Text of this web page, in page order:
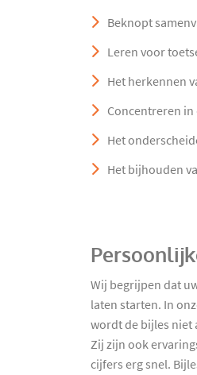
Beknopt
Leren voor
Het herkennen
Concentreren in
Het
Het bijhouden
Wij begrijpen dat
laten starten. In
wordt de bijles niet
Zij zijn ook
cijfers erg snel.